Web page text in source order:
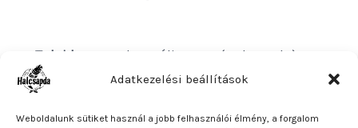
Adatkezelési beállítások
Weboldalunk sütiket használ a jobb felhasználói élmény, a forgalom
Tulajdonos
: Bakos Bálint E. V. (Halcsapda)
Székhely és postacím: 2890 Tata, Nyárfa u. 7.